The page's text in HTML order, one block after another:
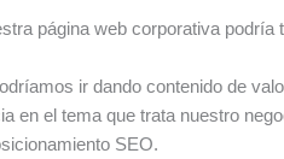
página web corporativa podría
ir dando contenido de
en el tema que trata nuestro
SEO.